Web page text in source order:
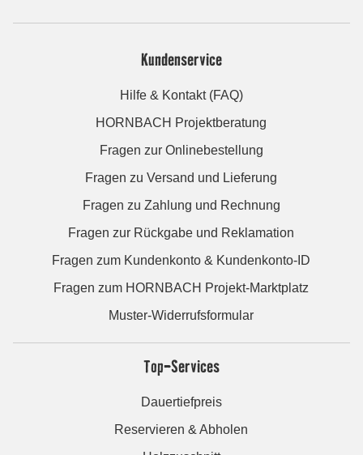
Kundenservice
Hilfe & Kontakt (FAQ)
HORNBACH Projektberatung
Fragen zur Onlinebestellung
Fragen zu Versand und Lieferung
Fragen zu Zahlung und Rechnung
Fragen zur Rückgabe und Reklamation
Fragen zum Kundenkonto & Kundenkonto-ID
Fragen zum HORNBACH Projekt-Marktplatz
Muster-Widerrufsformular
Top-Services
Dauertiefpreis
Reservieren & Abholen